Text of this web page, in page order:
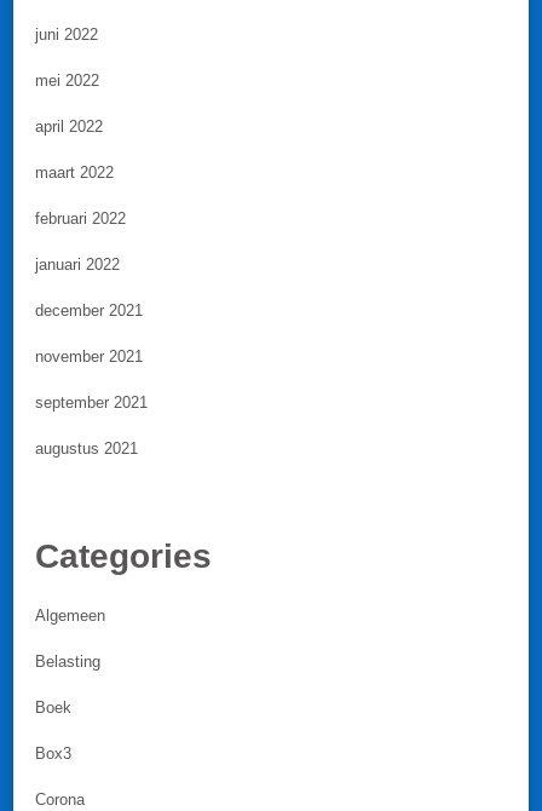
juni 2022
mei 2022
april 2022
maart 2022
februari 2022
januari 2022
december 2021
november 2021
september 2021
augustus 2021
Categories
Algemeen
Belasting
Boek
Box3
Corona